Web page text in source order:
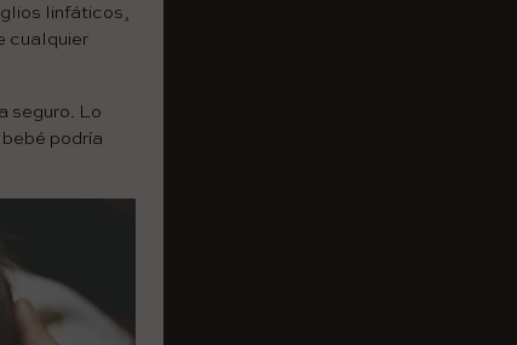
linfáticos,
cualquier
seguro. Lo
podría